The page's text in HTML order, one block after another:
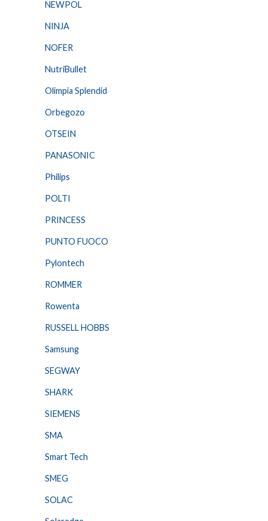
NEWPOL
NINJA
NOFER
NutriBullet
Olimpia Splendid
Orbegozo
OTSEIN
PANASONIC
Philips
POLTI
PRINCESS
PUNTO FUOCO
Pylontech
ROMMER
Rowenta
RUSSELL HOBBS
Samsung
SEGWAY
SHARK
SIEMENS
SMA
Smart Tech
SMEG
SOLAC